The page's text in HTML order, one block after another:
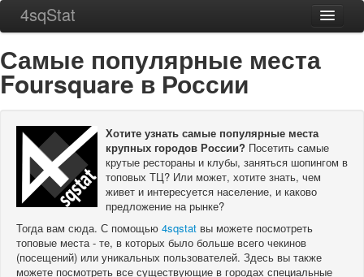
4sqStat
Города
ТОП 256
О проекте
Контакты
Самые популярные места
Foursquare в России
Хотите узнать самые популярные места
крупных городов России? Посетить самые
крутые рестораны и клубы, заняться шопингом в
топовых ТЦ? Или может, хотите знать, чем
живет и интересуется население, и каково
предложение на рынке?
Тогда вам сюда. С помощью 4sqstat вы можете посмотреть
топовые места - те, в которых было больше всего чекинов
(посещений) или уникальных пользователей. Здесь вы также
можете посмотреть все существующие в городах специальные